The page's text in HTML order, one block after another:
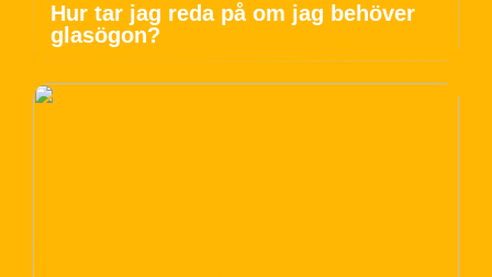
Hur tar jag reda på om jag behöver
glasögon?